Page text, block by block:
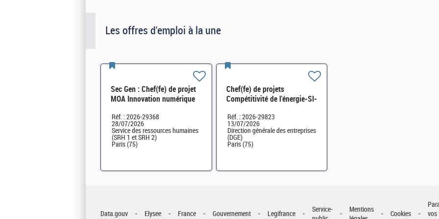
Les offres d'emploi à la une
Sec Gen : Chef(fe) de projet
MOA Innovation numérique
Réf. : 2026-29368
28/07/2026
Service des ressources humaines
(SRH 1 et SRH 2)
Paris (75)
Chef(fe) de projets
Compétitivité de l'énergie-SI-
Réf. : 2026-29823
13/07/2026
Direction générale des entreprises
(DGE)
Paris (75)
Data.gouv Elysee France Gouvernement Legifrance
Service-
Mentions
Cookies
vos